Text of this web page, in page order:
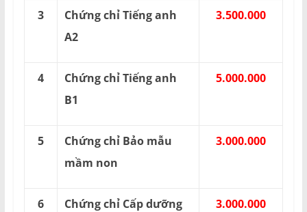
3
Chứng chỉ Tiếng anh
A2
3.500.000
4
Chứng chỉ Tiếng anh
B1
5.000.000
5
Chứng chỉ Bảo mẫu
mầm non
3.000.000
6
Chứng chỉ Cấp dưỡng
3.000.000